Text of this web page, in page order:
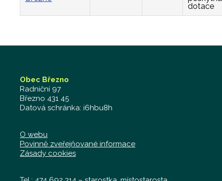
dotace
Obec Březno
Radniční 97
Březno 431 45
Datová schránka: i6hbu8h
O webu
Povinně zveřejňované informace
Zásady cookies